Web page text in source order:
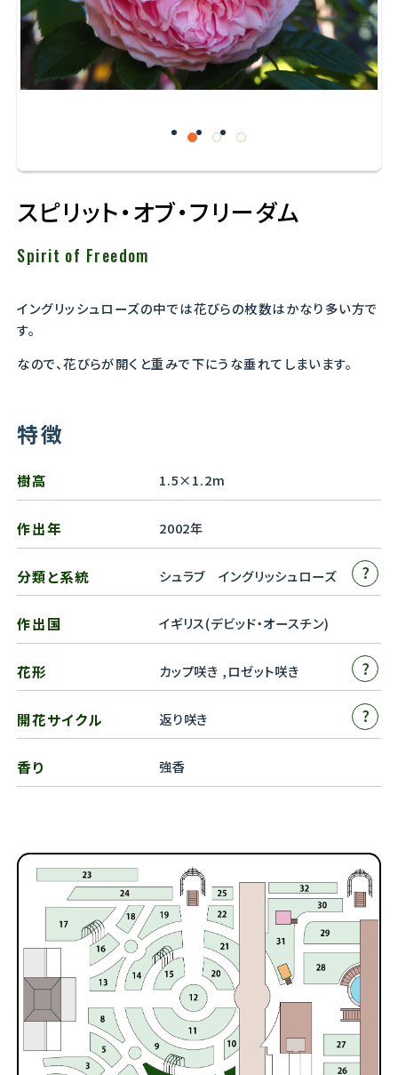
スピリット・オブ・フリーダム
Spirit of Freedom
イングリッシュローズの中では花びらの枚数はかなり多い方で
す。
なので、花びらが開くと重みで下にうな垂れてしまいます。
特徴
樹高 1.5×1.2m
作出年 2002年
分類と系統 シュラブ イングリッシュローズ ?
作出国 イギリス(デビッド・オースチン)
花形 カップ咲き ,ロゼット咲き ?
開花サイクル 返り咲き ?
香り 強香